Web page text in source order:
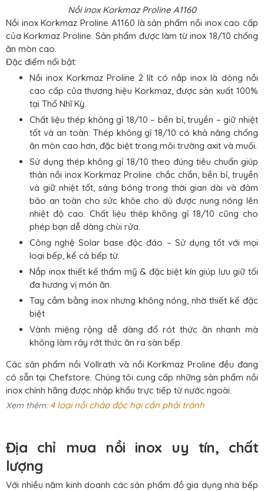
Nồi inox Korkmaz Proline A1160
Nồi inox Korkmaz Proline A1160 là sản phẩm nồi inox cao cấp
của Korkmaz Proline. Sản phẩm được làm từ inox 18/10 chống
ăn mòn cao.
Đặc điểm nổi bật:
Nồi inox Korkmaz Proline 2 lít có nắp inox là dòng nồi
cao cấp của thương hiệu Korkmaz, được sản xuất 100%
tại Thổ Nhĩ Kỳ.
Chất liệu thép không gỉ 18/10 – bền bỉ, truyền – giữ nhiệt
tốt và an toàn: Thép không gỉ 18/10 có khả năng chống
ăn mòn cao hơn, đặc biệt trong môi trường axit và muối.
Sử dụng thép không gỉ 18/10 theo đúng tiêu chuẩn giúp
thân nồi inox Korkmaz Proline chắc chắn, bền bỉ, truyền
và giữ nhiệt tốt, sáng bóng trong thời gian dài và đảm
bảo an toàn cho sức khỏe cho dù được nung nóng lên
nhiệt độ cao. Chất liệu thép không gỉ 18/10 cũng cho
phép bạn dễ dàng chùi rửa.
Công nghệ Solar base độc đáo – Sử dụng tốt với mọi
loại bếp, kể cả bếp từ.
Nắp inox thiết kế thẩm mỹ & đặc biệt kín giúp lưu giữ tối
đa hương vị món ăn.
Tay cầm bằng inox nhưng không nóng, nhờ thiết kế đặc
biệt
Vành miệng rộng dễ dàng đổ rót thức ăn nhanh mà
không làm rây rớt thức ăn ra sàn bếp.
Các sản phẩm nồi Vollrath và nồi Korkmaz Proline đều đang
có sẵn tại Chefstore. Chúng tôi cung cấp những sản phẩm nồi
inox chính hãng được nhập khẩu trực tiếp từ nước ngoài.
Xem thêm: 4 loại nồi chảo độc hại cần phải tránh
Địa chỉ mua nồi inox uy tín, chất
lượng
Với nhiều năm kinh doanh các sản phẩm đồ gia dụng nhà bếp